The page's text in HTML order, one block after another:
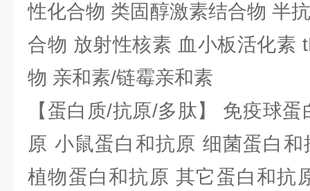
性化合物 类固醇激素结合物 半
合物 放射性核素 血小板活化素
物 亲和素/链霉亲和素
【蛋白质/抗原/多肽】 免疫球
原 小鼠蛋白和抗原 细菌蛋白
植物蛋白和抗原 其它蛋白和抗